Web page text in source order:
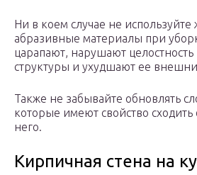
Ни в коем случае не используйте
абразивные материалы при
царапают, нарушают
структуры и ухудшают ее
Также не забывайте обновлять
которые имеют свойство сходить
него.
Кирпичная стена на